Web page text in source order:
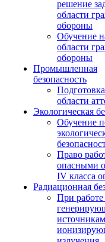
решение
области
обороны
Обучение
области
обороны
Промышленная
безопасность
области
Экологическая
Обучение
Право
опасными
IV класса
Радиационная
При работе